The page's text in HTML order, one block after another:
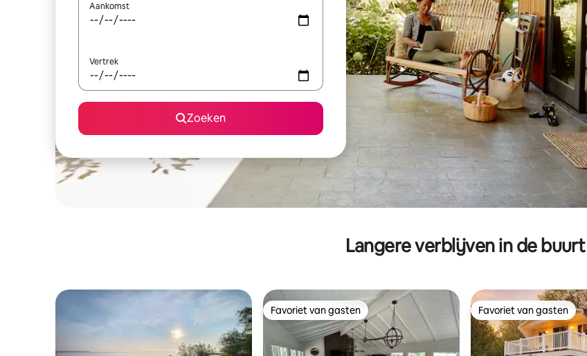
Aankomst
Vertrek
Zoeken
Langere verblijven in de buurt
Favoriet van gasten
Favoriet van gasten Favoriet van gasten
Favoriet van gasten